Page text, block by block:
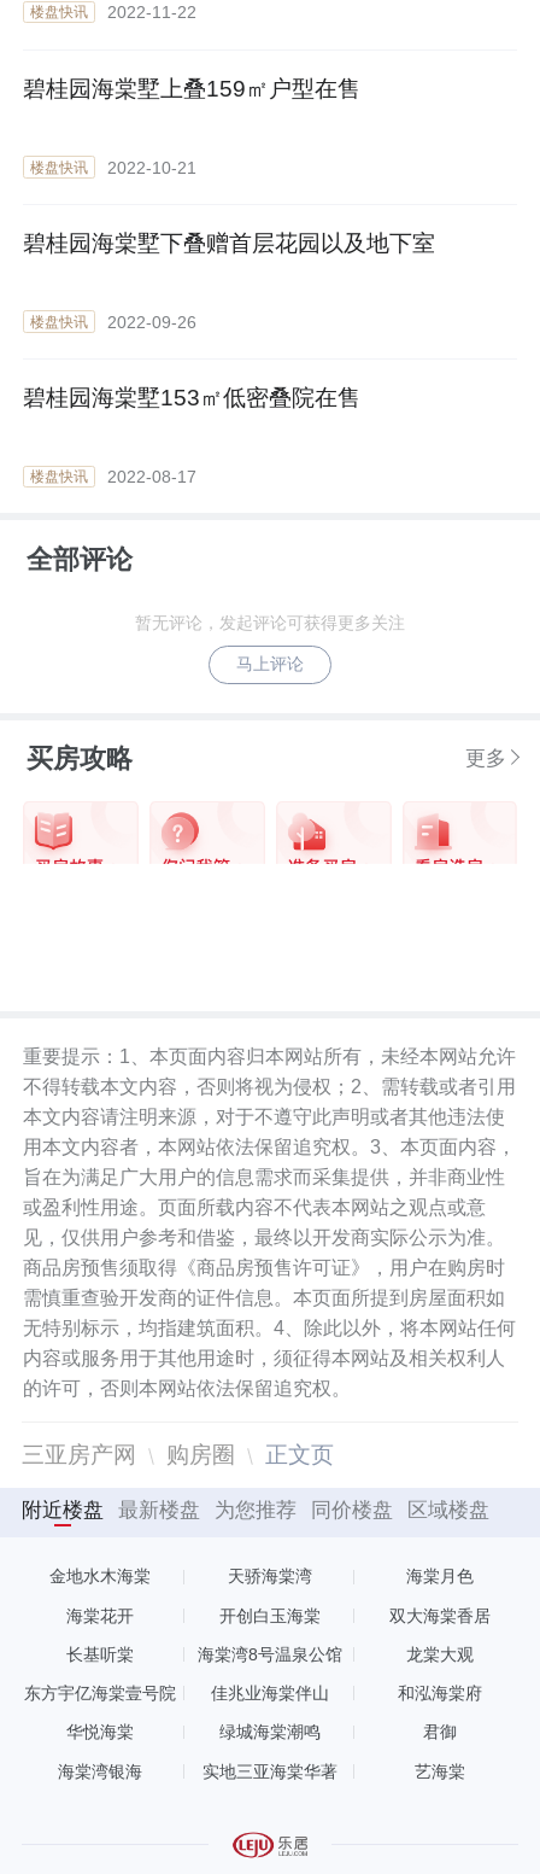
楼盘快讯 2022-11-22
碧桂园海棠墅上叠159㎡户型在售
楼盘快讯 2022-10-21
碧桂园海棠墅下叠赠首层花园以及地下室
楼盘快讯 2022-09-26
碧桂园海棠墅153㎡低密叠院在售
楼盘快讯 2022-08-17
全部评论
暂无评论，发起评论可获得更多关注
马上评论
买房攻略 更多
重要提示：1、本页面内容归本网站所有，未经本网站允许
不得转载本文内容，否则将视为侵权；2、需转载或者引用
本文内容请注明来源，对于不遵守此声明或者其他违法使
用本文内容者，本网站依法保留追究权。3、本页面内容，
旨在为满足广大用户的信息需求而采集提供，并非商业性
或盈利性用途。页面所载内容不代表本网站之观点或意
见，仅供用户参考和借鉴，最终以开发商实际公示为准。
商品房预售须取得《商品房预售许可证》，用户在购房时
需慎重查验开发商的证件信息。本页面所提到房屋面积如
无特别标示，均指建筑面积。4、除此以外，将本网站任何
内容或服务用于其他用途时，须征得本网站及相关权利人
的许可，否则本网站依法保留追究权。
三亚房产网 购房圈 正文页
附近楼盘 最新楼盘 为您推荐 同价楼盘 区域楼盘
金地水木海棠 天骄海棠湾 海棠月色
海棠花开 开创白玉海棠 双大海棠香居
长基听棠 海棠湾8号温泉公馆 龙棠大观
东方宇亿海棠壹号院 佳兆业海棠伴山 和泓海棠府
华悦海棠 绿城海棠潮鸣 君御
海棠湾银海 实地三亚海棠华著 艺海棠